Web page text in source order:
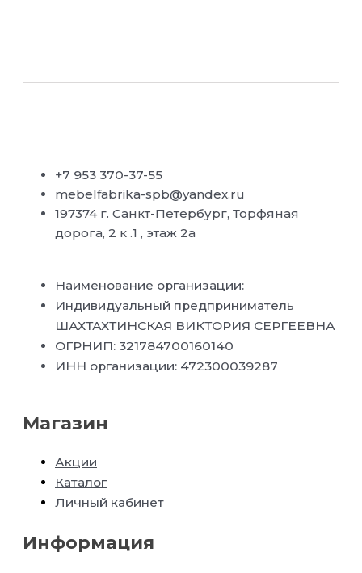
+7 953 370-37-55
mebelfabrika-spb@yandex.ru
197374 г. Санкт-Петербург, Торфяная
дорога, 2 к .1 , этаж 2а
Наименование организации:
Индивидуальный предприниматель
ШАХТАХТИНСКАЯ ВИКТОРИЯ СЕРГЕЕВНА
ОГРНИП: 321784700160140
ИНН организации: 472300039287
Магазин
Акции
Каталог
Личный кабинет
Информация